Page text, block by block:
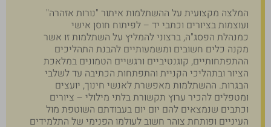
המלצה מקצועית על ההשתלמות איתור "נורות אזהרה"
ועוצמות בציורים וכתבי יד – לפיתוח חוסן אישי
כמנהלת הפסג"ה, ברצוני להמליץ על השתלמות זו אשר
מקנה כלים חשובים ומשמעותיים להבנת התהליכים
ההתפתחותיים, קוגנטיביים ורגשיים הטמונים במלאכת
הציור ובתהליכי הקניית והתפתחות הכתיבה עד לשלבי
הבגרות. ההשתלמות מאפשרת לאנשי חינוך, יועצים
ומטפלים להכיר ערוץ תקשורת בלתי מילולי – ציורים
וכתבים שנמצאים להם יום יום בעבודתם השוטפת מול
העיניים ופותחת צוהר חשוב לעולמו הפנימי של התלמידים